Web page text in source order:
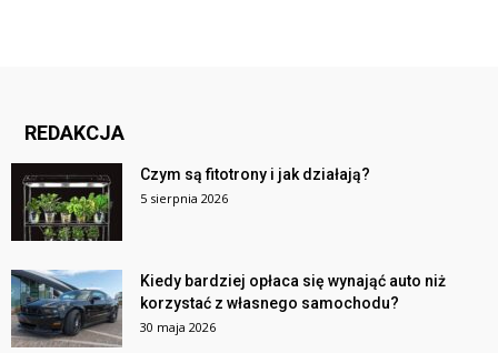
REDAKCJA
Czym są fitotrony i jak działają?
5 sierpnia 2026
Kiedy bardziej opłaca się wynająć auto niż
korzystać z własnego samochodu?
30 maja 2026